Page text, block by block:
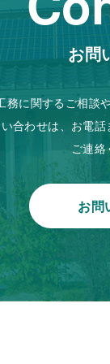
お問
務に関するご相談
合わせは、お電
ご連絡
お問